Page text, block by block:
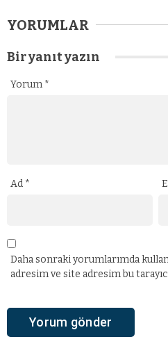
YORUMLAR
Bir yanıt yazın
Yorum *
Ad *
Daha sonraki yorumlarımda
adresim ve site adresim bu